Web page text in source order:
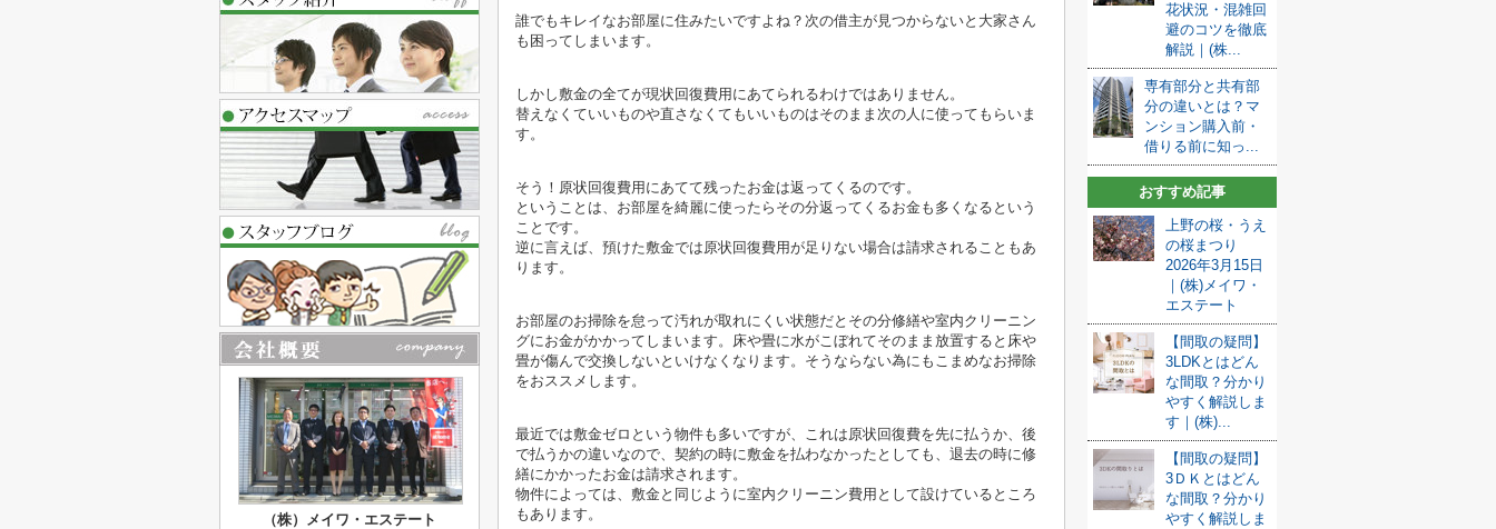
誰でもキレイなお部屋に住みたいですよね？次の借主が見つからないと大家さん
も困ってしまいます。
しかし敷金の全てが現状回復費用にあてられるわけではありません。
替えなくていいものや直さなくてもいいものはそのまま次の人に使ってもらいま
す。
そう！原状回復費用にあてて残ったお金は返ってくるのです。
ということは、お部屋を綺麗に使ったらその分返ってくるお金も多くなるという
ことです。
逆に言えば、預けた敷金では原状回復費用が足りない場合は請求されることもあ
ります。
お部屋のお掃除を怠って汚れが取れにくい状態だとその分修繕や室内クリーニン
グにお金がかかってしまいます。床や畳に水がこぼれてそのまま放置すると床や
畳が傷んで交換しないといけなくなります。そうならない為にも こまめなお掃除
をおススメします。
最近では敷金ゼロという物件も多いですが、これは原状回復費を先に払うか、後
で払うかの違いなので、契約の時に敷金を払わなかったとしても、退去の時に修
繕にかかったお金は請求されます。
物件によっては、敷金と同じように室内クリーニン費用として設けているところ
もあります。
花状況・混雑回
避のコツを徹底
解説｜(株...
専有部分と共有部
分の違いとは？マ
ンション購入前・
借りる前に知っ...
おすすめ記事
上野の桜・うえ
の桜まつり
2026年3月15日
｜(株)メイワ・
エステート
【間取の疑問】
3LDKとはどん
な間取？分かり
やすく解説しま
す｜(株)...
【間取の疑問】
3ＤＫとはどん
な間取？分かり
やすく解説しま
（株）メイワ・エステート